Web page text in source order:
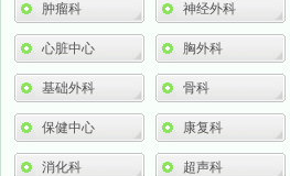
肿瘤科 神经外科
心脏中心 胸外科
基础外科 骨科
保健中心 康复科
消化科 超声科